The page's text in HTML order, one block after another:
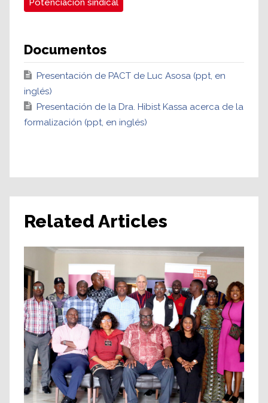
Potenciación sindical
Documentos
Presentación de PACT de Luc Asosa (ppt, en
inglés)
Presentación de la Dra. Hibist Kassa acerca de la
formalización (ppt, en inglés)
Related Articles